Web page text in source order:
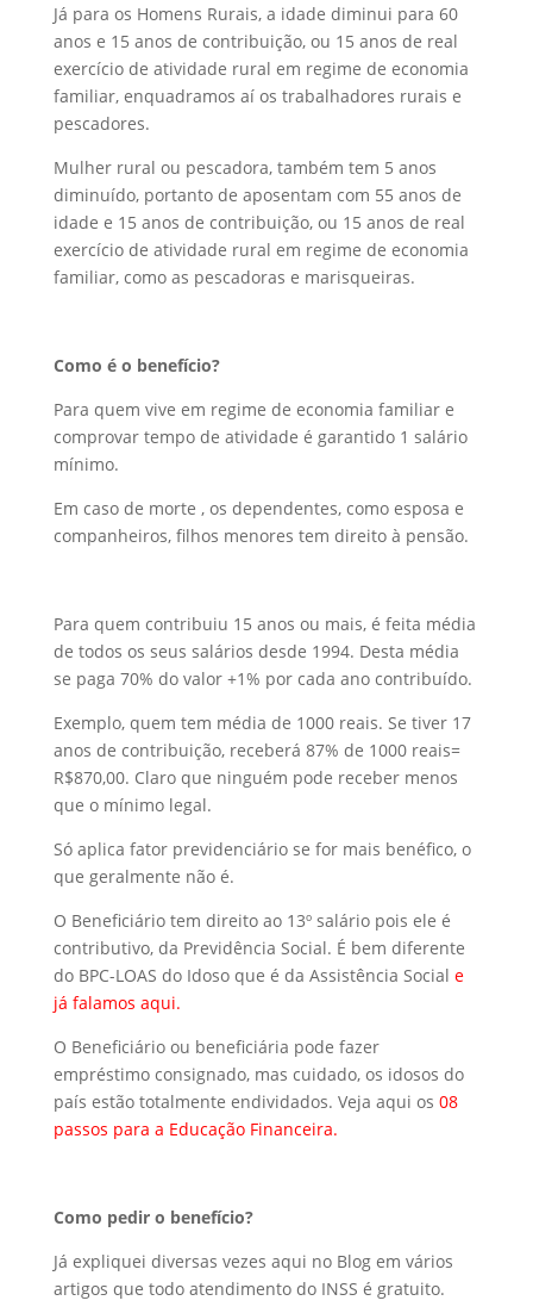
Já para os Homens Rurais, a idade diminui para 60
anos e 15 anos de contribuição, ou 15 anos de real
exercício de atividade rural em regime de economia
familiar, enquadramos aí os trabalhadores rurais e
pescadores.
Mulher rural ou pescadora, também tem 5 anos
diminuído, portanto de aposentam com 55 anos de
idade e 15 anos de contribuição, ou 15 anos de real
exercício de atividade rural em regime de economia
familiar, como as pescadoras e marisqueiras.
Como é o benefício?
Para quem vive em regime de economia familiar e
comprovar tempo de atividade é garantido 1 salário
mínimo.
Em caso de morte , os dependentes, como esposa e
companheiros, filhos menores tem direito à pensão.
Para quem contribuiu 15 anos ou mais, é feita média
de todos os seus salários desde 1994. Desta média
se paga 70% do valor +1% por cada ano contribuído.
Exemplo, quem tem média de 1000 reais. Se tiver 17
anos de contribuição, receberá 87% de 1000 reais=
R$870,00. Claro que ninguém pode receber menos
que o mínimo legal.
Só aplica fator previdenciário se for mais benéfico, o
que geralmente não é.
O Beneficiário tem direito ao 13º salário pois ele é
contributivo, da Previdência Social. É bem diferente
do BPC-LOAS do Idoso que é da Assistência Social e
já falamos aqui.
O Beneficiário ou beneficiária pode fazer
empréstimo consignado, mas cuidado, os idosos do
país estão totalmente endividados. Veja aqui os 08
passos para a Educação Financeira.
Como pedir o benefício?
Já expliquei diversas vezes aqui no Blog em vários
artigos que todo atendimento do INSS é gratuito.